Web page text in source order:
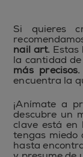
Si quieres
nail art.
la cantidad
más precisos.
encuentra la
¡Anímate a
descubre un
clave está en
tengas miedo
hasta